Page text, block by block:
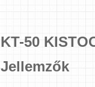
KT-50
Jellemzők